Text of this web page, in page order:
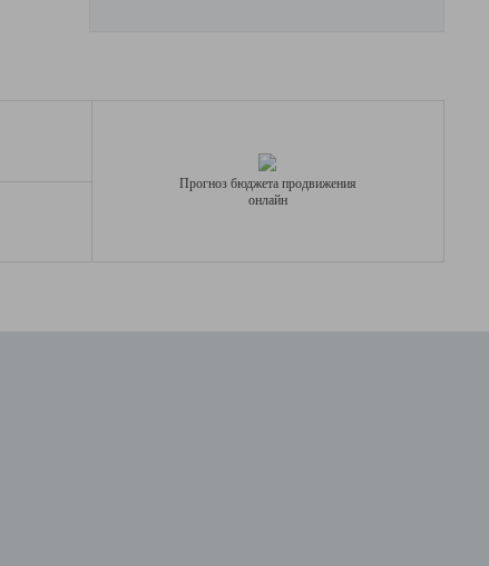
Прогноз бюджета продвижения
онлайн